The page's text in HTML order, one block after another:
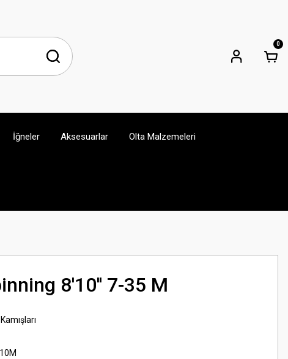
0
İğneler Aksesuarlar Olta Malzemeleri
8'10'' 7-35 M